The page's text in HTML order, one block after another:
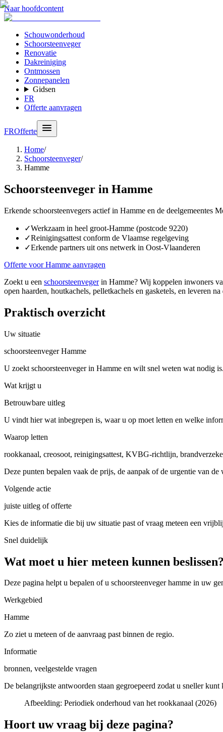
Naar hoofdcontent
Schouwonderhoud
Schoorsteenveger
Renovatie
Dakreiniging
Ontmossen
Zonnepanelen
Gidsen
FR
Offerte aanvragen
FROfferte
Home/
Schoorsteenveger/
Hamme
Schoorsteenveger in Hamme
Erkende schoorsteenvegers actief in Hamme en de deelgemeentes
✓Werkzaam in heel groot-Hamme (postcode 9220)
✓Reinigingsattest conform de Vlaamse regelgeving
✓Erkende partners uit ons netwerk in Oost-Vlaanderen
Offerte voor Hamme aanvragen
Zoekt u een schoorsteenvegerin Hamme? Wij koppelen inwoners
open haarden, houtkachels, pelletkachels en gasketels, en leveren
Praktisch overzicht
Uw situatie
schoorsteenveger Hamme
U zoekt schoorsteenveger in Hamme en wilt snel weten wat nodig is.
Wat krijgt u
Betrouwbare uitleg
U vindt hier wat inbegrepen is, waar u op moet letten en welke
Waarop letten
rookkanaal, creosoot, reinigingsattest, KVBG-richtlijn,
Deze punten bepalen vaak de prijs, de aanpak of de urgentie van de
Volgende actie
juiste uitleg of offerte
Kies de informatie die bij uw situatie past of vraag meteen een
Snel duidelijk
Wat moet u hier meteen kunnen beslissen?
Deze pagina helpt u bepalen of u schoorsteenveger hamme in uw
Werkgebied
Hamme
Zo ziet u meteen of de aanvraag past binnen de regio.
Informatie
bronnen, veelgestelde vragen
De belangrijkste antwoorden staan gegroepeerd zodat u sneller kunt
Afbeelding: Periodiek onderhoud van het rookkanaal (2026)
Hoort uw vraag bij deze pagina?